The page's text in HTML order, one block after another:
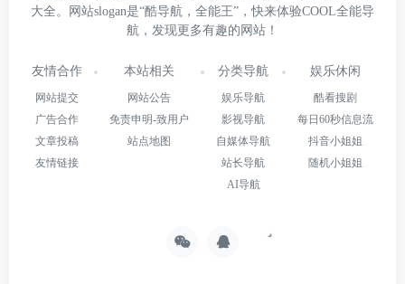
大全。网站slogan是“酷导航，全能王”，快来体验COOL全能导
航，发现更多有趣的网站！
友情合作
网站提交
广告合作
文章投稿
友情链接
本站相关
网站公告
免责申明-致用户
站点地图
分类导航
娱乐导航
影视导航
自媒体导航
站长导航
AI导航
娱乐休闲
酷看搜剧
每日60秒信息流
抖音小姐姐
随机小姐姐